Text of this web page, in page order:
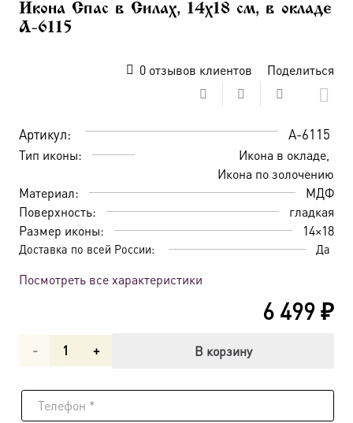
Икона Спас в Силах, 14х18 см, в окладе
A-6115
0отзывов клиентов Поделиться
Артикул: A-6115
Тип иконы:
Икона в окладе
Икона по золочению
Материал:
МДФ
Поверхность:
гладкая
Размер иконы:
14×18
Доставка по всей России: Да
Посмотреть все характеристики
6 499₽
Количество
Икона
В корзину